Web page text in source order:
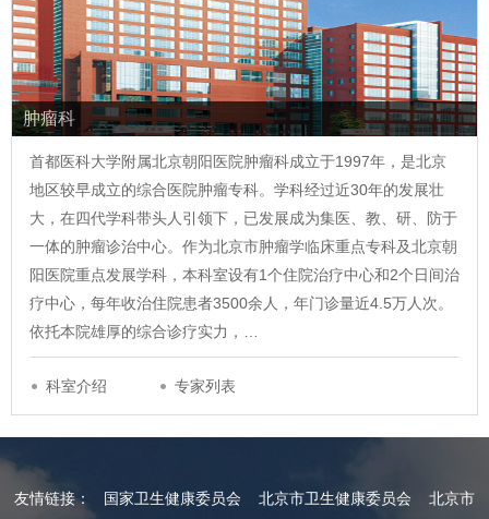
肿瘤科
首都医科大学附属北京朝阳医院肿瘤科成立于1997年，是北京
地区较早成立的综合医院肿瘤专科。学科经过近30年的发展壮
大，在四代学科带头人引领下，已发展成为集医、教、研、防于
一体的肿瘤诊治中心。作为北京市肿瘤学临床重点专科及北京朝
阳医院重点发展学科，本科室设有1个住院治疗中心和2个日间治
疗中心，每年收治住院患者3500余人，年门诊量近4.5万人次。
依托本院雄厚的综合诊疗实力，…
科室介绍 专家列表
友情链接： 国家卫生健康委员会 北京市卫生健康委员会
北京市